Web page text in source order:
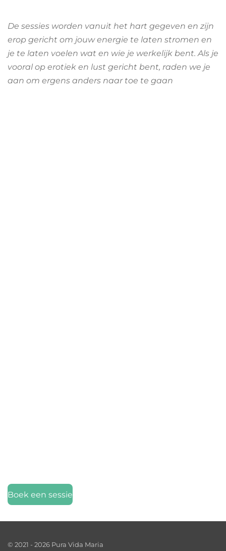
De sessies worden vanuit het hart gegeven en zijn
erop gericht om jouw energie te laten stromen en
je te laten voelen wat en wie je werkelijk bent. Als je
vooral op erotiek en lust gericht bent, raden we je
aan om ergens anders naar toe te gaan
Boek een sessie
© 2021 - 2026 Pura Vida Maria